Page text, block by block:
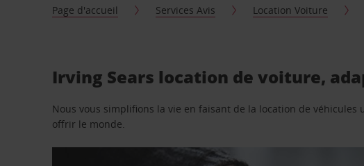
Page d'accueil Services Avis Location Voiture
Irving Sears location de voiture,
Nous vous simplifions la vie en faisant de la location de
offrir le monde.